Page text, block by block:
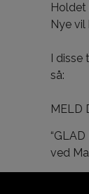
Holdet
Nye
I disse
så:
MELD
ved